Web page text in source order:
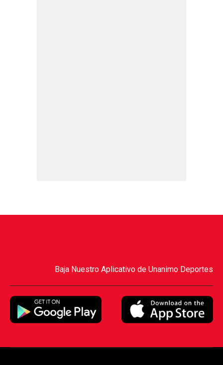
Baja Nuestro Aplicativo de Unanimo Deportes